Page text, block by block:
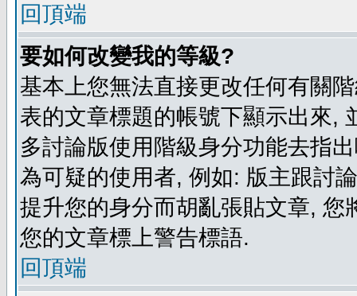
回頂端
要如何改變我的等級?
基本上您無法直接更改任何有關
表的文章標題的帳號下顯示出來,
多討論版使用階級身分功能去指
為可疑的使用者, 例如: 版主跟討
提升您的身分而胡亂張貼文章,
您的文章標上警告標語.
回頂端